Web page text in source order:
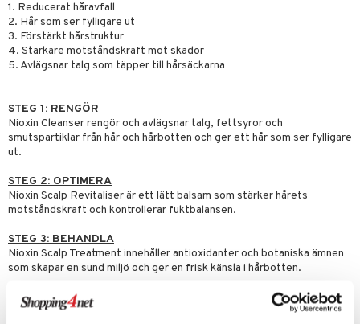
1. Reducerat håravfall
2. Hår som ser fylligare ut
3. Förstärkt hårstruktur
4. Starkare motståndskraft mot skador
5. Avlägsnar talg som täpper till hårsäckarna
STEG 1: RENGÖR
Nioxin Cleanser rengör och avlägsnar talg, fettsyror och
smutspartiklar från hår och hårbotten och ger ett hår som ser fylligare
ut.
STEG 2: OPTIMERA
Nioxin Scalp Revitaliser är ett lätt balsam som stärker hårets
motståndskraft och kontrollerar fuktbalansen.
STEG 3: BEHANDLA
Nioxin Scalp Treatment innehåller antioxidanter och botaniska ämnen
som skapar en sund miljö och ger en frisk känsla i hårbotten.
Trial Kit System 1 passar för hår som är normalt till gradvis tunt, fint och
obehandlat.